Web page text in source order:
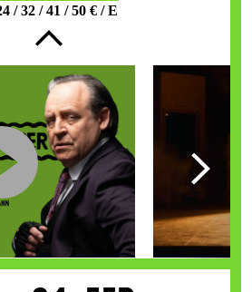
/ 32 / 41 / 50 € / E